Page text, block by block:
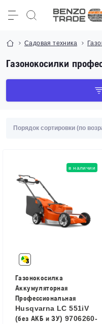
Садовая техника
Газонокосилки
в наличии
Газонокосилка
Аккумуляторная
Профессиональная
Husqvarna LC 551iV
(без АКБ и ЗУ) 9706260-